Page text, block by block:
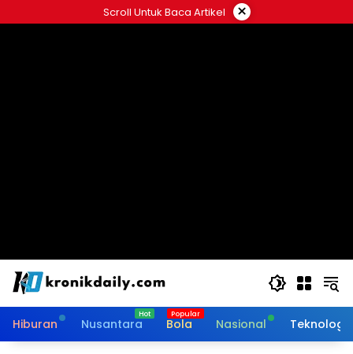
ke
Scroll Untuk Baca Artikel ×
Hiburan Nusantara Bola Nasional Teknologi